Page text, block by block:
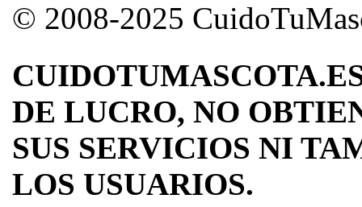
© 2008-2025
DE LUCRO, NO
SUS SERVICIOS NI
LOS USUARIOS.